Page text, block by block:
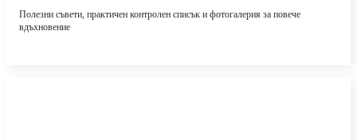
Полезни съвети, практичен контролен списък и фотогалерия за повече
вдъхновение